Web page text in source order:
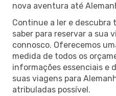
nova aventura até
Continue a ler e descubra
saber para reservar a sua
connosco. Oferecemos
medida de todos os
informações essenciais e
suas viagens para
atribuladas possível.